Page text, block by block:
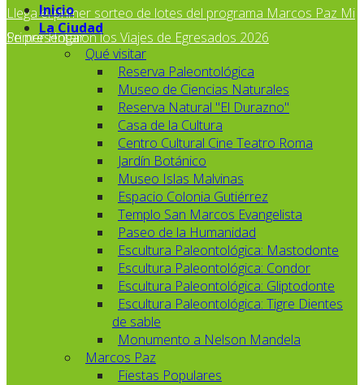
Llega el primer sorteo de lotes del programa Marcos Paz Mi
Primer Hogar
Se presentaron los Viajes de Egresados 2026
Inicio
La Ciudad
Qué visitar
Reserva Paleontológica
Museo de Ciencias Naturales
Reserva Natural "El Durazno"
Casa de la Cultura
Centro Cultural Cine Teatro Roma
Jardín Botánico
Museo Islas Malvinas
Espacio Colonia Gutiérrez
Templo San Marcos Evangelista
Paseo de la Humanidad
Escultura Paleontológica: Mastodonte
Escultura Paleontológica: Condor
Escultura Paleontológica: Gliptodonte
Escultura Paleontológica: Tigre Dientes
de sable
Monumento a Nelson Mandela
Marcos Paz
Fiestas Populares